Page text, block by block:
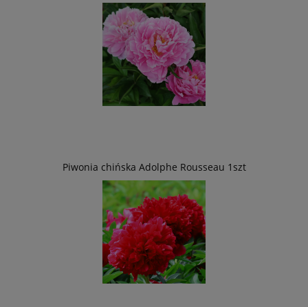
Piwonia chińska Adolphe Rousseau 1szt